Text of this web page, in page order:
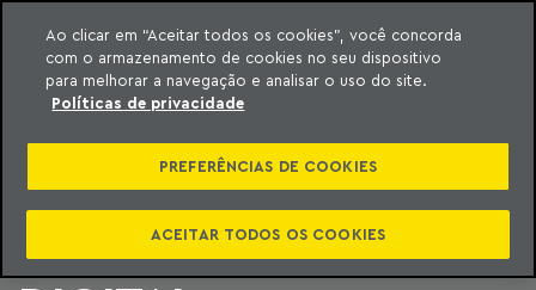
o conteúdo
Machado Meyer
UMA NOVA
FRONTEIRA NO
DIREITO: A HERANÇA
Ao clicar em “Aceitar todos os cookies”, você concorda
com o armazenamento de cookies no seu dispositivo
para melhorar a navegação e analisar o uso do site.
Políticas de privacidade
PREFERÊNCIAS DE COOKIES
ACEITAR TODOS OS COOKIES